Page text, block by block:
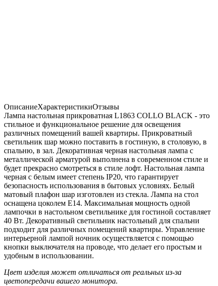
ОписаниеХарактеристикиОтзывы
Лампа настольная прикроватная L1863 COLLO BLACK - это
стильное и функциональное решение для освещения
различных помещений вашей квартиры. Прикроватный
светильник шар можно поставить в гостиную, в столовую, в
спальню, в зал. Декоративная черная настольная лампа с
металлической арматурой выполнена в современном стиле и
будет прекрасно смотреться в стиле лофт. Настольная лампа
черная с белым имеет степень IP20, что гарантирует
безопасность использования в бытовых условиях. Белый
матовый плафон шар изготовлен из стекла. Лампа на стол
оснащена цоколем E14. Максимальная мощность одной
лампочки в настольном светильнике для гостиной составляет
40 Вт. Декоративный светильник настольный для спальни
подходит для различных помещений квартиры. Управление
интерьерной лампой ночник осуществляется с помощью
кнопки выключателя на проводе, что делает его простым и
удобным в использовании.
Цвет изделия может отличаться от реальных из-за
цветопередачи вашего монитора.